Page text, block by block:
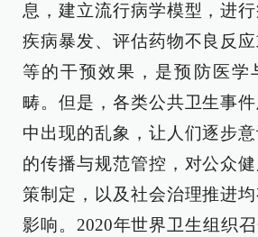
息，建立流行病学模型，进
疾病暴发、评估药物不良反
等的干预效果，是预防医学
畴。但是，各类公共卫生事
中出现的乱象，让人们逐步
的传播与规范管控，对公众
策制定，以及社会治理推进
影响。2020年世界卫生组织